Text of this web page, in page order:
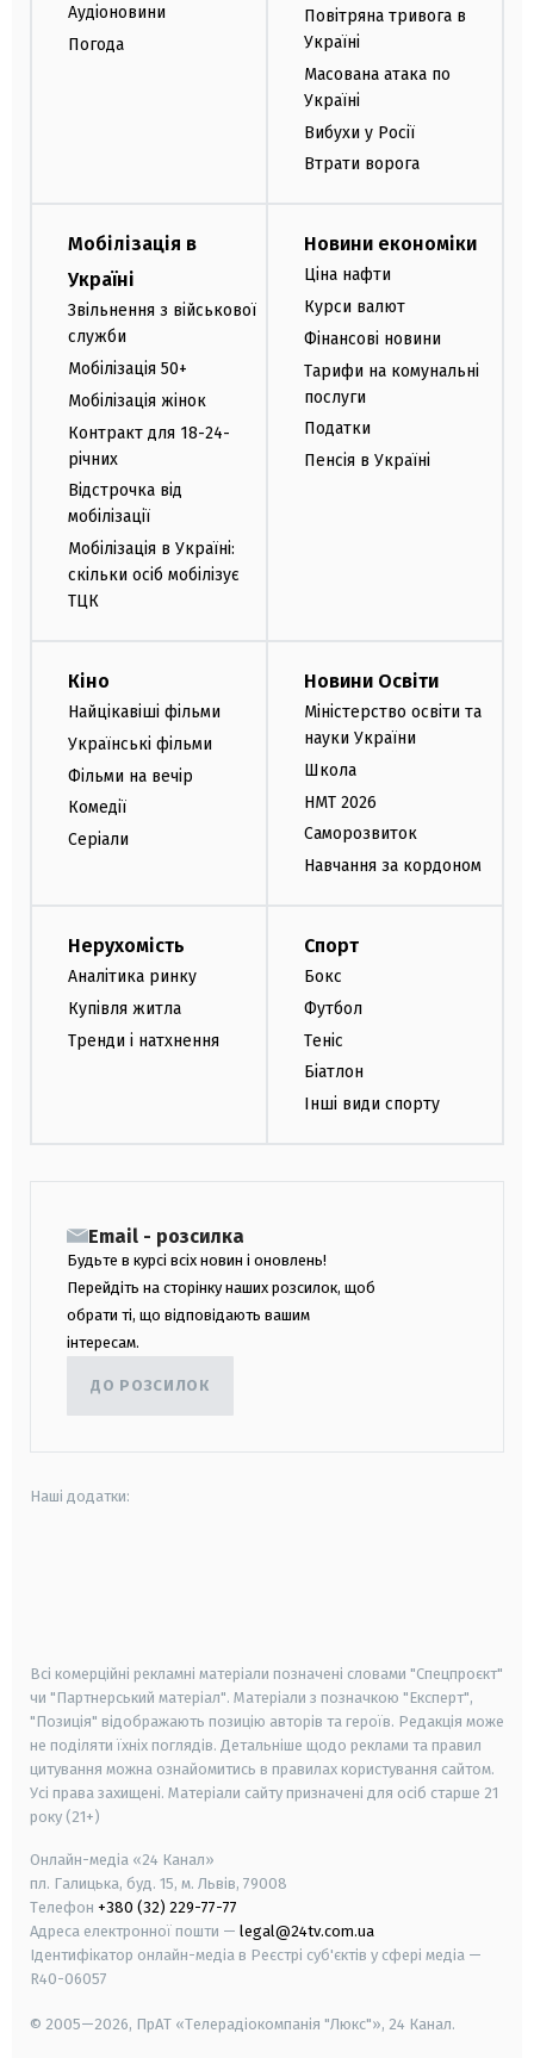
Аудіоновини
Погода
Повітряна тривога в
Україні
Масована атака по
Україні
Вибухи у Росії
Втрати ворога
Мобілізація в
Україні
Звільнення з військової
служби
Мобілізація 50+
Мобілізація жінок
Контракт для 18-24-
річних
Відстрочка від
мобілізації
Мобілізація в Україні:
скільки осіб мобілізує
ТЦК
Новини економіки
Ціна нафти
Курси валют
Фінансові новини
Тарифи на комунальні
послуги
Податки
Пенсія в Україні
Кіно
Найцікавіші фільми
Українські фільми
Фільми на вечір
Комедії
Серіали
Новини Освіти
Міністерство освіти та
науки України
Школа
НМТ 2026
Саморозвиток
Навчання за кордоном
Нерухомість
Аналітика ринку
Купівля житла
Тренди і натхнення
Спорт
Бокс
Футбол
Теніс
Біатлон
Інші види спорту
Email - розсилка
Будьте в курсі всіх новин і оновлень!
Перейдіть на сторінку наших розсилок, щоб
обрати ті, що відповідають вашим
інтересам.
ДО РОЗСИЛОК
Наші додатки:
Всі комерційні рекламні матеріали позначені словами "Спецпроєкт"
чи "Партнерський матеріал". Матеріали з позначкою "Експерт",
"Позиція" відображають позицію авторів та героїв. Редакція може
не поділяти їхніх поглядів. Детальніше щодо реклами та правил
цитування можна ознайомитись в правилах користування сайтом.
Усі права захищені. Матеріали сайту призначені для осіб старше 21
року (21+)
Онлайн-медіа «24 Канал»
пл. Галицька, буд. 15, м. Львів, 79008
Телефон +380 (32) 229-77-77
Адреса електронної пошти — legal@24tv.com.ua
Ідентифікатор онлайн-медіа в Реєстрі суб'єктів у сфері медіа —
R40-06057
© 2005—2026, ПрАТ «Телерадіокомпанія "Люкс"», 24 Канал.